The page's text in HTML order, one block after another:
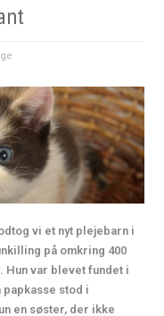
vi et nyt plejebarn i
på omkring 400
Hun var blevet fundet i
papkasse stod i
en søster, der ikke